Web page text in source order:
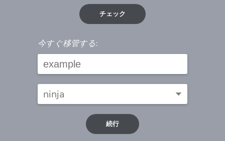
チェック
今すぐ移管する:
続行